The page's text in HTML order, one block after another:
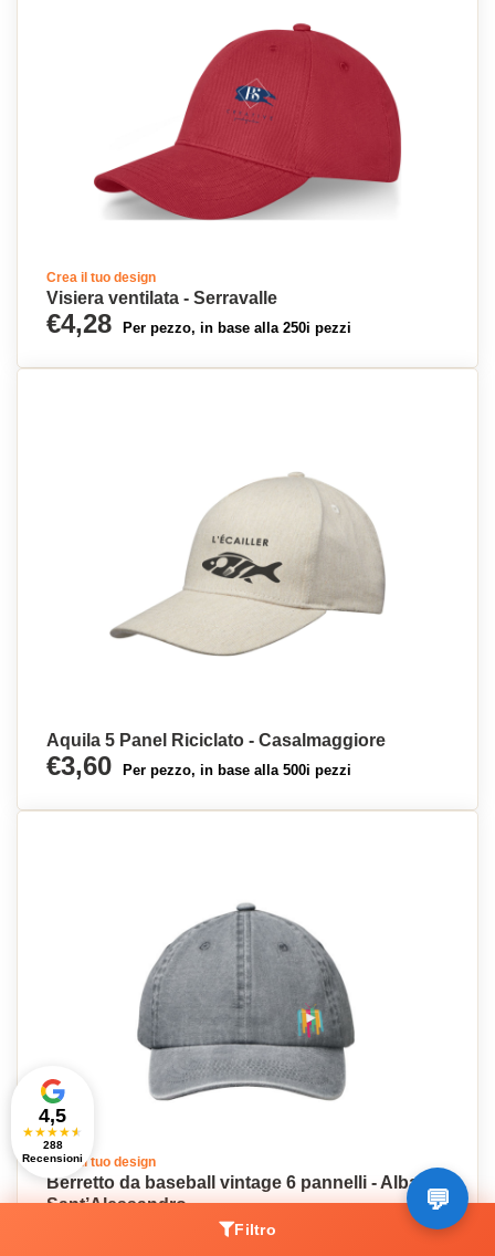
Crea il tuo design
Visiera ventilata - Serravalle
€4,28 Per pezzo, in base alla 250i pezzi
Aquila 5 Panel Riciclato - Casalmaggiore
€3,60 Per pezzo, in base alla 500i pezzi
Crea il tuo design
Berretto da baseball vintage 6 pannelli - Albano
Sant’Alessandro
Per pezzo, in base alla 250i pezzi
Filtro
4,5
★★★★★
288
Recensioni